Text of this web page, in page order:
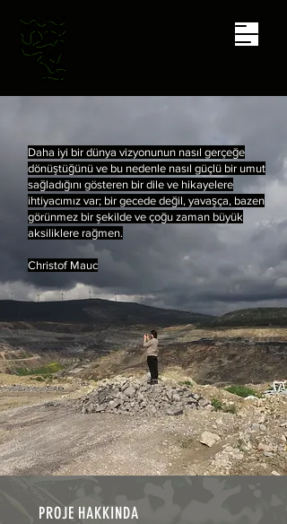
Daha iyi bir dünya vizyonunun nasıl gerçeğe
dönüştüğünü ve bu nedenle nasıl güçlü bir umut
sağladığını gösteren bir dile ve hikayelere
ihtiyacımız var; bir gecede değil, yavaşça, bazen
görünmez bir şekilde ve çoğu zaman büyük
aksiliklere rağmen.
Christof Mauc
PROJE HAKKINDA